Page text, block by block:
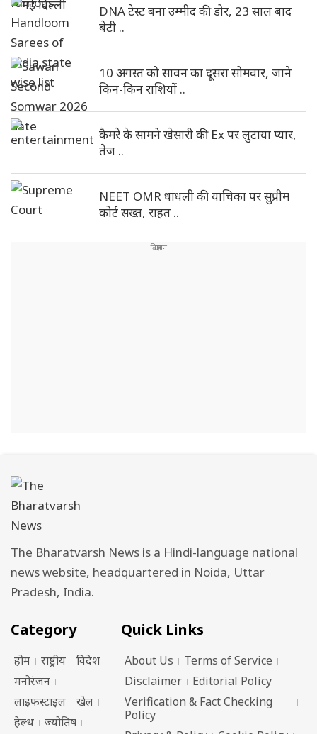
DNA टेस्ट बना उम्मीद की डोर, 23 साल बाद
बेटी ..
10 अगस्त को सावन का दूसरा सोमवार, जाने
किन-किन राशियों ..
कैमरे के सामने खेसारी की Ex पर लुटाया प्यार,
तेज ..
NEET OMR धांधली की याचिका पर सुप्रीम
कोर्ट सख्त, राहत ..
The Bharatvarsh News is a Hindi-language national
news website, headquartered in Noida, Uttar
Pradesh, India.
Category
होम राष्ट्रीय
विदेश
मनोरंजन
लाइफस्टाइल
खेल
हेल्थ
ज्योतिष
Quick Links
About Us
Terms of Service
Disclaimer
Editorial Policy
Verification & Fact Checking
Policy